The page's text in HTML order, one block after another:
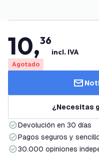
10,36
incl. IVA
Agotado
¿Necesitas
Devolución en 30 días
Pagos seguros y
30.000 opiniones